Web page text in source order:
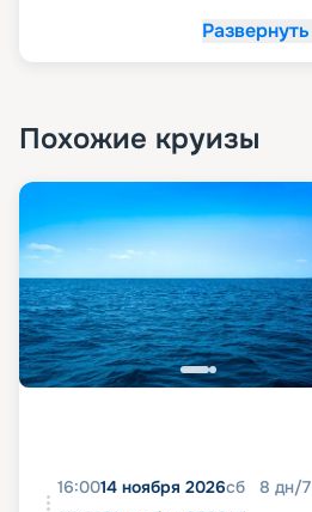
Развернуть
Похожие круизы
16:0014 ноября 2026сб 8 дн/7